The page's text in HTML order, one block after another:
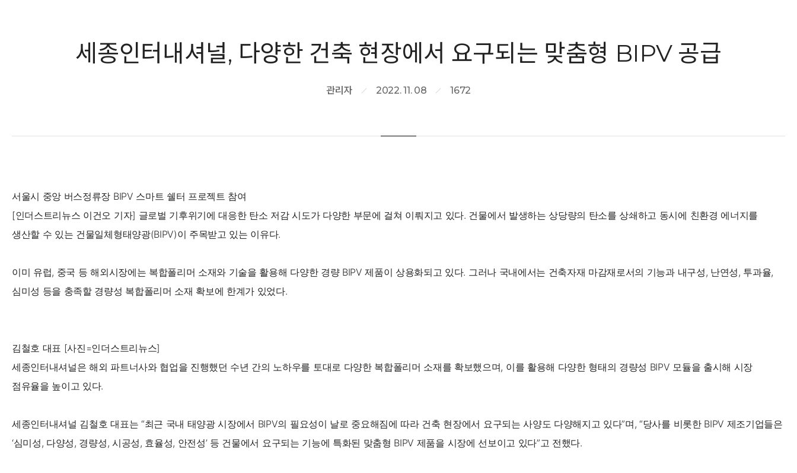
세종인터내셔널, 다양한 건축 현장에서 요구되는 맞춤형 BIPV 공급
관리자 2022. 11. 08 1672
서울시 중앙 버스정류장 BIPV 스마트 쉘터 프로젝트 참여
[인더스트리뉴스 이건오 기자] 글로벌 기후위기에 대응한 탄소 저감 시도가 다양한 부문에 걸쳐 이뤄지고 있다. 건물에서 발생하는 상당량의 탄소를 상쇄하고 동시에 친환경 에너지를
생산할 수 있는 건물일체형태양광(BIPV)이 주목받고 있는 이유다.
이미 유럽, 중국 등 해외시장에는 복합폴리머 소재와 기술을 활용해 다양한 경량 BIPV 제품이 상용화되고 있다. 그러나 국내에서는 건축자재 마감재로서의 기능과 내구성, 난연성, 투과율,
심미성 등을 충족할 경량성 복합폴리머 소재 확보에 한계가 있었다.
김철호 대표 [사진=인더스트리뉴스]
세종인터내셔널은 해외 파트너사와 협업을 진행했던 수년 간의 노하우를 토대로 다양한 복합폴리머 소재를 확보했으며, 이를 활용해 다양한 형태의 경량성 BIPV 모듈을 출시해 시장
점유율을 높이고 있다.
세종인터내셔널 김철호 대표는 “최근 국내 태양광 시장에서 BIPV의 필요성이 날로 중요해짐에 따라 건축 현장에서 요구되는 사양도 다양해지고 있다”며, “당사를 비롯한 BIPV 제조기업들은
‘심미성, 다양성, 경량성, 시공성, 효율성, 안전성’ 등 건물에서 요구되는 기능에 특화된 맞춤형 BIPV 제품을 시장에 선보이고 있다”고 전했다.